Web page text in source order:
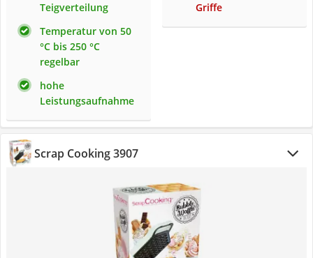
Teigverteilung
Temperatur von 50
°C bis 250 °C
regelbar
hohe
Leistungsaufnahme
Griffe
Scrap Cooking 3907